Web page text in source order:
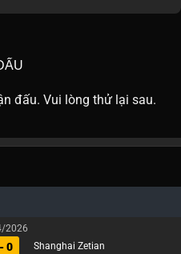
đấu. Vui lòng thử lại sau.
2026
0 Shanghai Zetian